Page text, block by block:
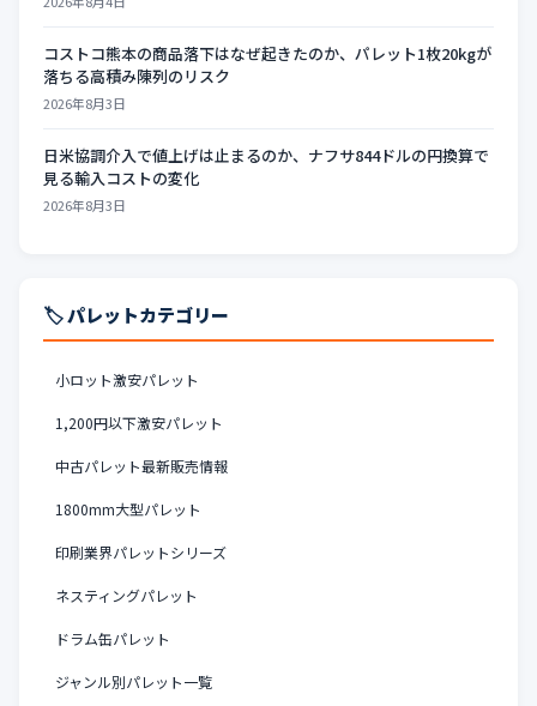
コストコ熊本の商品落下はなぜ起きたのか、パレット1枚20kgが
落ちる高積み陳列のリスク
2026年8月3日
日米協調介入で値上げは止まるのか、ナフサ844ドルの円換算で
見る輸入コストの変化
2026年8月3日
🏷️ パレットカテゴリー
小ロット激安パレット
1,200円以下激安パレット
中古パレット最新販売情報
1800mm大型パレット
印刷業界パレットシリーズ
ネスティングパレット
ドラム缶パレット
ジャンル別パレット一覧